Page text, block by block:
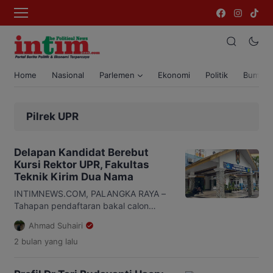
Home Nasional Parlemen Ekonomi Politik Bumi
Pilrek UPR
Delapan Kandidat Berebut
Kursi Rektor UPR, Fakultas
Teknik Kirim Dua Nama
INTIMNEWS.COM, PALANGKA RAYA –
Tahapan pendaftaran bakal calon
Rektor Universitas Palangka Raya
(UPR) periode 2026-2030 resmi
berakhir. Hingga penutupan
Ahmad Suhairi
2 bulan yang lalu